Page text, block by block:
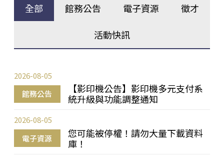
全部 館務公告 電子資源 徵才
活動快訊
館務公告
【影印機公告】影印機多元支付系
統升級與功能調整通知
2026-08-05
電子資源
您可能被停權！請勿大量下載資料
庫！
2026-08-05